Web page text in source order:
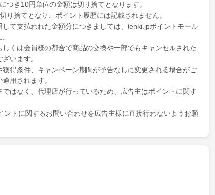
つき10円単位の金額は切り捨てとなります。
り捨てとなり、ポイント履歴には記載されません。
て支払われた金額分につきましては、tenki.jpポイントモール
くは会員様の都合で商品の交換や一部でもキャンセルされた
います。
得条件、キャンペーン期間が予告なしに変更される場合がご
用されます。
はなく、代理店が行っているため、広告主はポイントに関す
ントに関するお問い合わせを広告主様に直接行わないようお願